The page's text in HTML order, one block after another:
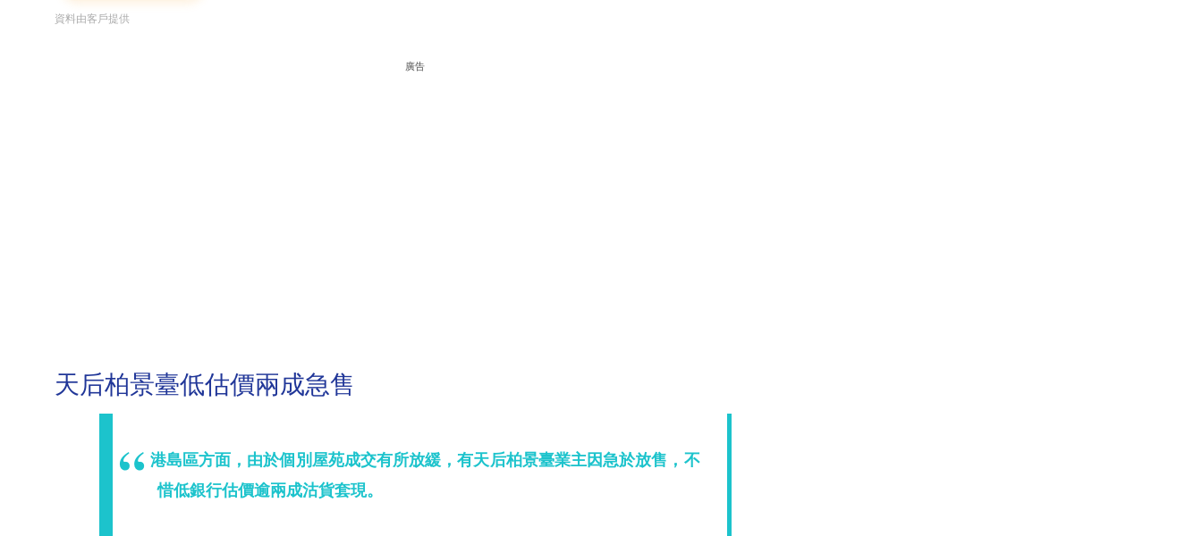
資料由客戶提供
廣告
天后柏景臺低估價兩成急售
港島區方面，由於個別屋苑成交有所放緩，有天后柏景臺業主因急於放售，不
惜低銀行估價逾兩成沽貨套現。